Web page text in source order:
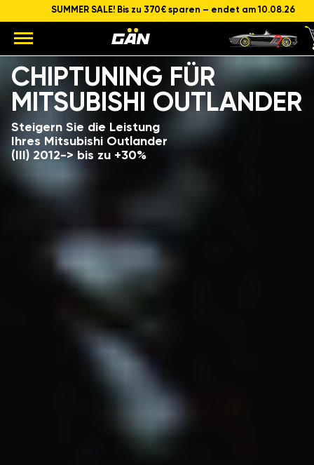
SUMMER SALE! Bis zu 370€ sparen – endet am 10.08.26
CHIPTUNING FÜR
MITSUBISHI OUTLANDER
Steigern Sie die Leistung
Ihres Mitsubishi Outlander
(III) 2012-> bis zu +30%
Modell
Hubraum und Leistung des Motors